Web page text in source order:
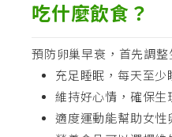
吃什麼飲食？
預防卵巢早衰，首先調整
充足睡眠，每天至
維持好心情，確保生
適度運動能幫助女性